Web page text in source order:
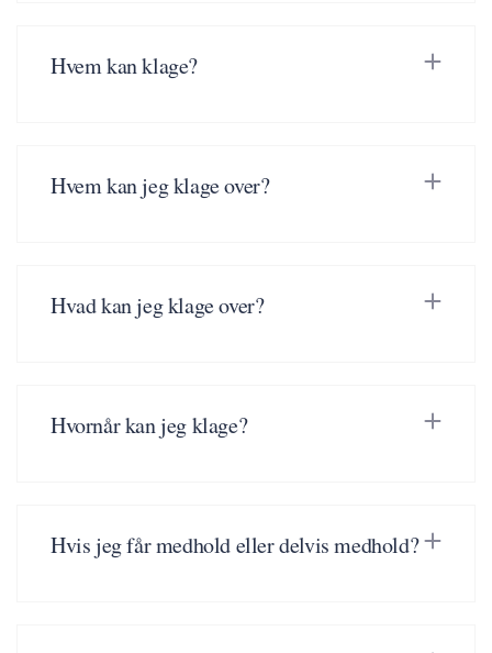
Hvem kan klage?
Hvem kan jeg klage over?
Hvad kan jeg klage over?
Hvornår kan jeg klage?
Hvis jeg får medhold eller delvis medhold?